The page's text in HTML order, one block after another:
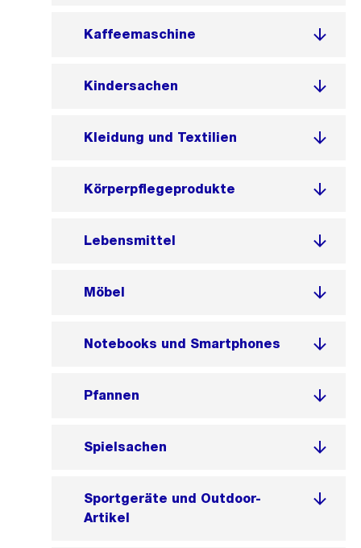
Kaffeemaschine
Kindersachen
Kleidung und Textilien
Körperpflegeprodukte
Lebensmittel
Möbel
Notebooks und Smartphones
Pfannen
Spielsachen
Sportgeräte und Outdoor-
Artikel